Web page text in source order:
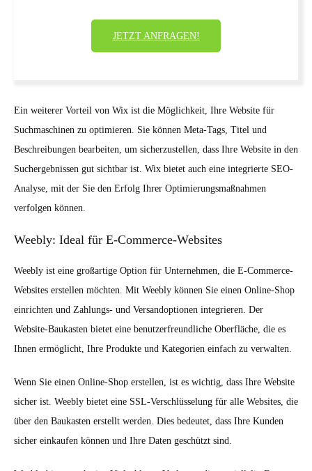
JETZT ANFRAGEN!
Ein weiterer Vorteil von Wix ist die Möglichkeit, Ihre Website für
Suchmaschinen zu optimieren. Sie können Meta-Tags, Titel und
Beschreibungen bearbeiten, um sicherzustellen, dass Ihre Website in den
Suchergebnissen gut sichtbar ist. Wix bietet auch eine integrierte SEO-
Analyse, mit der Sie den Erfolg Ihrer Optimierungsmaßnahmen
verfolgen können.
Weebly: Ideal für E-Commerce-Websites
Weebly ist eine großartige Option für Unternehmen, die E-Commerce-
Websites erstellen möchten. Mit Weebly können Sie einen Online-Shop
einrichten und Zahlungs- und Versandoptionen integrieren. Der
Website-Baukasten bietet eine benutzerfreundliche Oberfläche, die es
Ihnen ermöglicht, Ihre Produkte und Kategorien einfach zu verwalten.
Wenn Sie einen Online-Shop erstellen, ist es wichtig, dass Ihre Website
sicher ist. Weebly bietet eine SSL-Verschlüsselung für alle Websites, die
über den Baukasten erstellt werden. Dies bedeutet, dass Ihre Kunden
sicher einkaufen können und Ihre Daten geschützt sind.